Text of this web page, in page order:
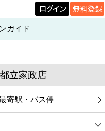
ガイド
立家政店
寄駅・バス停